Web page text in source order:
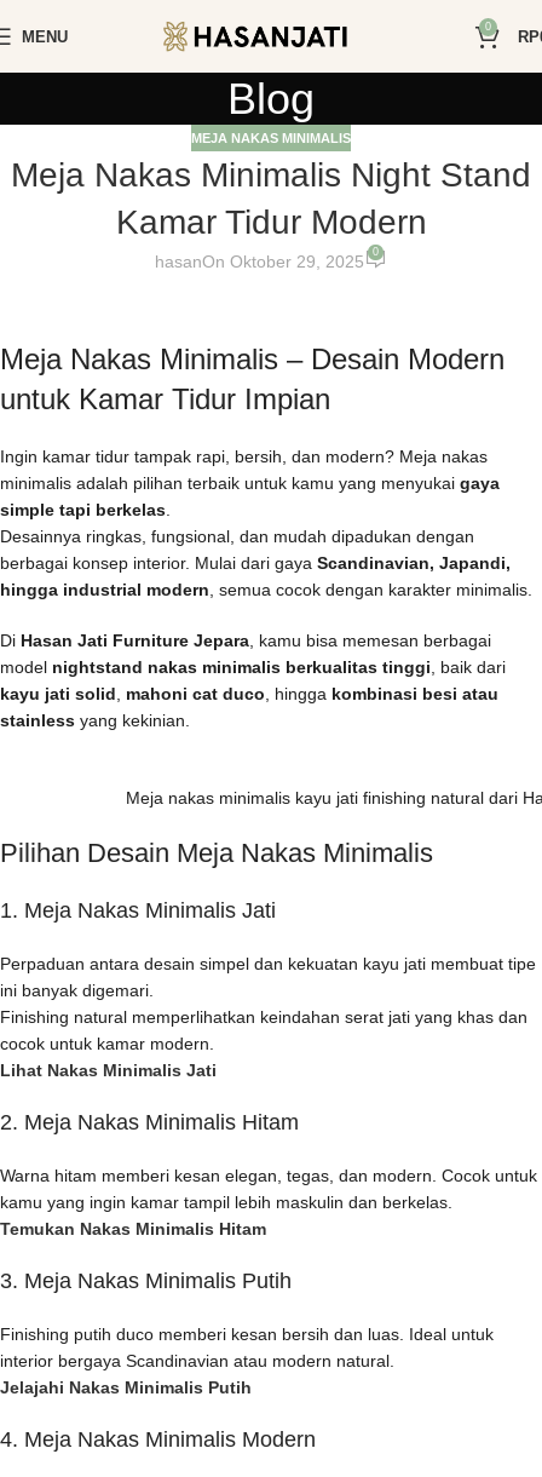
MENU
0
RP
Blog
MEJA NAKAS MINIMALIS
Meja Nakas Minimalis Night Stand
Kamar Tidur Modern
hasanOn Oktober 29, 2025 0
Meja Nakas Minimalis – Desain Modern
untuk Kamar Tidur Impian
Ingin kamar tidur tampak rapi, bersih, dan modern? Meja nakas
minimalis adalah pilihan terbaik untuk kamu yang menyukai gaya
simple tapi berkelas
Desainnya ringkas, fungsional, dan mudah dipadukan dengan
berbagai konsep interior. Mulai dari gaya Scandinavian, Japandi,
hingga industrial modern , semua cocok dengan karakter minimalis.
Di Hasan Jati Furniture Jepara , kamu bisa memesan berbagai
model nightstand nakas minimalis berkualitas tinggi , baik dari
kayu jati solid
mahoni cat duco , hingga kombinasi besi atau
stainless yang kekinian.
Meja nakas minimalis kayu jati finishing natural dari
Pilihan Desain Meja Nakas Minimalis
1. Meja Nakas Minimalis Jati
Perpaduan antara desain simpel dan kekuatan kayu jati membuat tipe
ini banyak digemari.
Finishing natural memperlihatkan keindahan serat jati yang khas dan
cocok untuk kamar modern.
Lihat Nakas Minimalis Jati
2. Meja Nakas Minimalis Hitam
Warna hitam memberi kesan elegan, tegas, dan modern. Cocok untuk
kamu yang ingin kamar tampil lebih maskulin dan berkelas.
Temukan Nakas Minimalis Hitam
3. Meja Nakas Minimalis Putih
Finishing putih duco memberi kesan bersih dan luas. Ideal untuk
interior bergaya Scandinavian atau modern natural.
Jelajahi Nakas Minimalis Putih
4. Meja Nakas Minimalis Modern